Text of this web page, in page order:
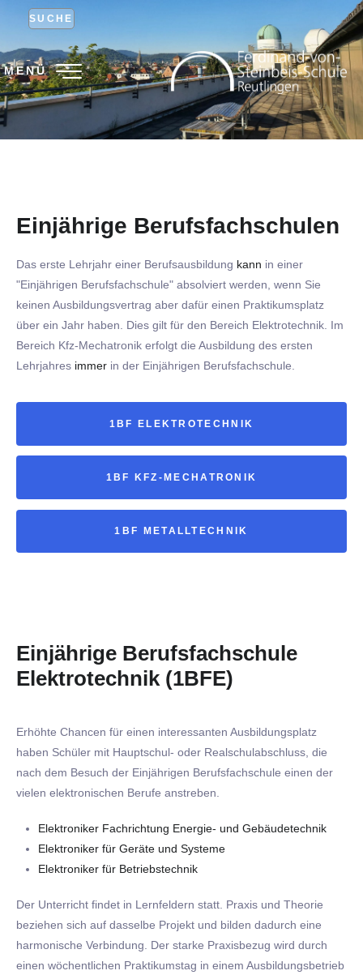
SUCHE
MENÜ
Einjährige Berufsfachschulen
Das erste Lehrjahr einer Berufsausbildung kann in einer
"Einjährigen Berufsfachschule" absolviert werden, wenn Sie
keinen Ausbildungsvertrag aber dafür einen Praktikumsplatz
über ein Jahr haben. Dies gilt für den Bereich Elektrotechnik. Im
Bereich Kfz-Mechatronik erfolgt die Ausbildung des ersten
Lehrjahres immer in der Einjährigen Berufsfachschule.
1BF ELEKTROTECHNIK
1BF KFZ-MECHATRONIK
1BF METALLTECHNIK
Einjährige Berufsfachschule
Elektrotechnik (1BFE)
Erhöhte Chancen für einen interessanten Ausbildungsplatz
haben Schüler mit Hauptschul- oder Realschulabschluss, die
nach dem Besuch der Einjährigen Berufsfachschule einen der
vielen elektronischen Berufe anstreben.
Elektroniker Fachrichtung Energie- und Gebäudetechnik
Elektroniker für Geräte und Systeme
Elektroniker für Betriebstechnik
Der Unterricht findet in Lernfeldern statt. Praxis und Theorie
beziehen sich auf dasselbe Projekt und bilden dadurch eine
harmonische Verbindung. Der starke Praxisbezug wird durch
einen wöchentlichen Praktikumstag in einem Ausbildungsbetrieb